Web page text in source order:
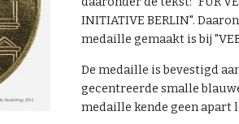
INITIATIVE BERLIN".
medaille gemaakt is bij
De medaille is bevestigd
gecentreerde smalle
medaille kende geen apart